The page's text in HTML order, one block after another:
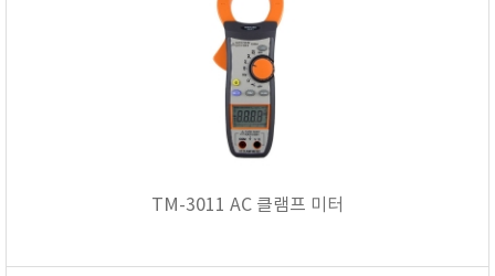
TM-3011 AC 클램프 미터